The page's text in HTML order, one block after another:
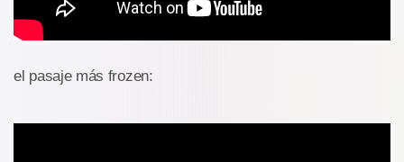
el pasaje más frozen: